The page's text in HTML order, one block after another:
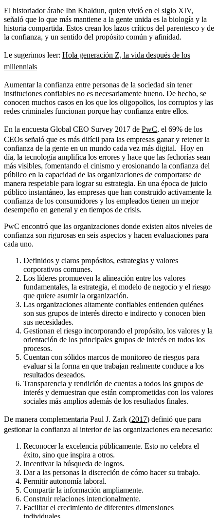
El historiador árabe Ibn Khaldun, quien vivió en el siglo XIV,
señaló que lo que más mantiene a la gente unida es la biología y la
historia compartida. Estos crean los lazos críticos del parentesco y de
la confianza, y un sentido del propósito común y afinidad.
Le sugerimos leer: Hola generación Z, la vida después de los
millennials
Aumentar la confianza entre personas de la sociedad sin tener
instituciones confiables no es necesariamente bueno. De hecho, se
conocen muchos casos en los que los oligopolios, los corruptos y las
redes criminales funcionan porque hay confianza entre ellos.
En la encuesta Global CEO Survey 2017 de PwC, el 69% de los
CEOs señaló que es más difícil para las empresas ganar y retener la
confianza de la gente en un mundo cada vez más digital. Hoy en
día, la tecnología amplifica los errores y hace que las fechorías sean
más visibles, fomentando el cinismo y erosionando la confianza del
público en la capacidad de las organizaciones de comportarse de
manera respetable para lograr su estrategia. En una época de juicio
público instantáneo, las empresas que han construido activamente la
confianza de los consumidores y los empleados tienen un mejor
desempeño en general y en tiempos de crisis.
PwC encontró que las organizaciones donde existen altos niveles de
confianza son rigurosas en seis aspectos y hacen evaluaciones para
cada uno.
Definidos y claros propósitos, estrategias y valores
corporativos comunes.
Los líderes promueven la alineación entre los valores
fundamentales, la estrategia, el modelo de negocio y el riesgo
que quiere asumir la organización.
Las organizaciones altamente confiables entienden quiénes
son sus grupos de interés directo e indirecto y conocen bien
sus necesidades.
Gestionan el riesgo incorporando el propósito, los valores y la
orientación de los principales grupos de interés en todos los
procesos.
Cuentan con sólidos marcos de monitoreo de riesgos para
evaluar si la forma en que trabajan realmente conduce a los
resultados deseados.
Transparencia y rendición de cuentas a todos los grupos de
interés y demuestran que están comprometidas con los valores
sociales más amplios además de los resultados finales.
De manera complementaria Paul J. Zark (2017) definió que para
gestionar la confianza al interior de las organizaciones era necesario:
Reconocer la excelencia públicamente. Esto no celebra el
éxito, sino que inspira a otros.
Incentivar la búsqueda de logros.
Dar a las personas la discreción de cómo hacer su trabajo.
Permitir autonomía laboral.
Compartir la información ampliamente.
Construir relaciones intencionalmente.
Facilitar el crecimiento de diferentes dimensiones
individuales.